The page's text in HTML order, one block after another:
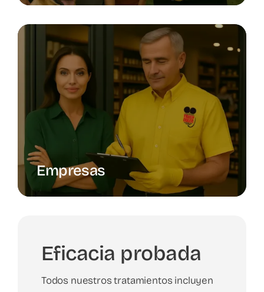
Empresas
Eficacia probada
Todos nuestros tratamientos incluyen